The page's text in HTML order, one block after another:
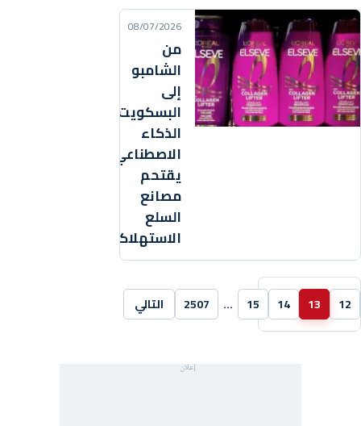
08/07/2026
من
الشامبو
إلى
البسكويت..
الذكاء
الاصطناعي
يقتحم
مصانع
السلع
الاستهلاكية
12
13
14
15
…
2507 التالي